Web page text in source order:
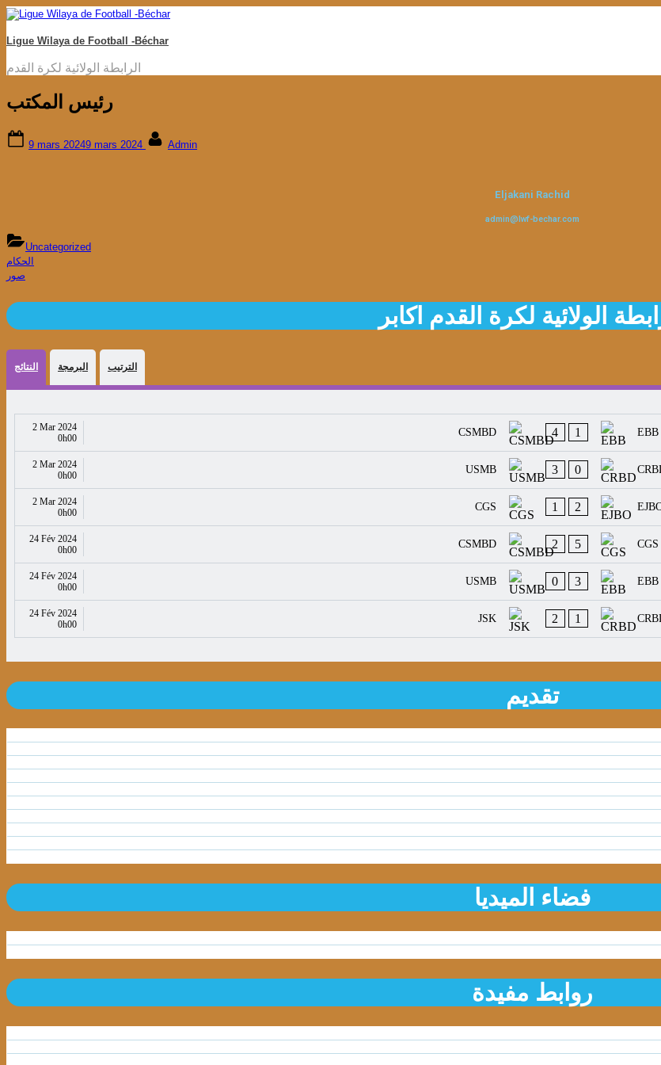
Ligue Wilaya de Football -Béchar
الرابطة الولائية لكرة القدم
رئيس المكتب
9 mars 20249 mars 2024 Admin
Eljakani Rachid
admin@lwf-bechar.com
Uncategorized
الحكام
صور
الولائية لكرة القدم اكابر
النتائج البرمجة الترتيب
2 Mar 2024
0h00
CSMBD 4 1 EBB
2 Mar 2024
0h00
USMB 3 0
2 Mar 2024
0h00
CGS 1 2
24 Fév 2024
0h00
CSMBD 2 5 CGS
24 Fév 2024
0h00
USMB 0 3 EBB
24 Fév 2024
0h00
JSK 2 1
تقديم
فضاء الميديا
روابط مفيدة